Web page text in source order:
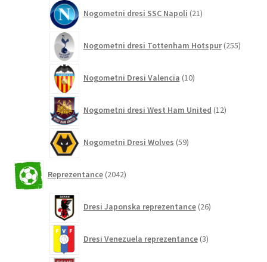
Nogometni dresi SSC Napoli 21izdelkov
Nogometni dresi Tottenham Hotspur 255
Nogometni Dresi Valencia 10izdelkov
Nogometni dresi West Ham United 12izdelkov
Nogometni Dresi Wolves 59izdelkov
Reprezentance 2042izdelkov
Dresi Japonska reprezentance 26izdelkov
Dresi Venezuela reprezentance 3izdelki